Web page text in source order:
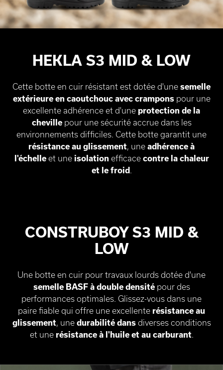
HEKLA S3 MID & LOW
Cette botte en cuir résistant est dotée d'une semelle
extérieure en caoutchouc avec cramponspour une
excellente adhérence et d'une protection de la
chevillepour une sécurité accrue dans les
environnements difficiles. Cette botte garantit une
résistance au glissement, une adhérence à
l'échelleet une isolation efficace contre la chaleur
et le froid .
CONSTRUBOY S3 MID &
LOW
Une botte en cuir pour travaux lourds dotée d'une
semelle BASF à double densitépour des
performances optimales. Glissez-vous dans une
paire fiable qui offre une excellente résistance au
glissement, une durabilité dansdiverses conditions
et une résistance à l'huile et au carburant.